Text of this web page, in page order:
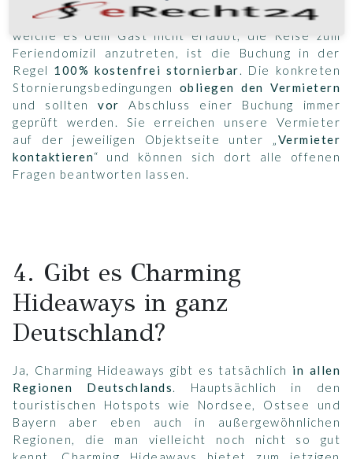
Sofern eine gesetzliche Verordnung vorliegt,
welche es dem Gast nicht erlaubt, die Reise zum
Feriendomizil anzutreten, ist die Buchung in der
Regel 100% kostenfrei stornierbar. Die konkreten
Stornierungsbedingungen obliegen den Vermietern
und solltenvor Abschluss einer Buchung immer
geprüft werden. Sie erreichen unsere Vermieter
auf der jeweiligen Objektseite unter „Vermieter
kontaktieren“ und können sich dort alle offenen
Fragen beantworten lassen.
4. Gibt es Charming
Hideaways in ganz
Deutschland?
Ja, Charming Hideaways gibt es tatsächlich in allen
Regionen Deutschlands. Hauptsächlich in den
touristischen Hotspots wie Nordsee, Ostsee und
Bayern aber eben auch in außergewöhnlichen
Regionen, die man vielleicht noch nicht so gut